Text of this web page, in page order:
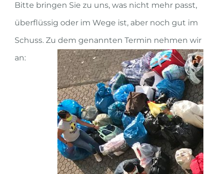
Bitte bringen Sie zu uns, was nicht mehr passt,
überflüssig oder im Wege ist, aber noch gut im
Schuss. Zu dem genannten Termin nehmen wir
an: